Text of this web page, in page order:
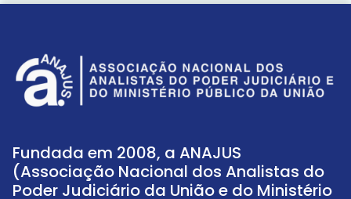
Fundada em 2008, a ANAJUS
(Associação Nacional dos Analistas do
Poder Judiciário da União e do Ministério